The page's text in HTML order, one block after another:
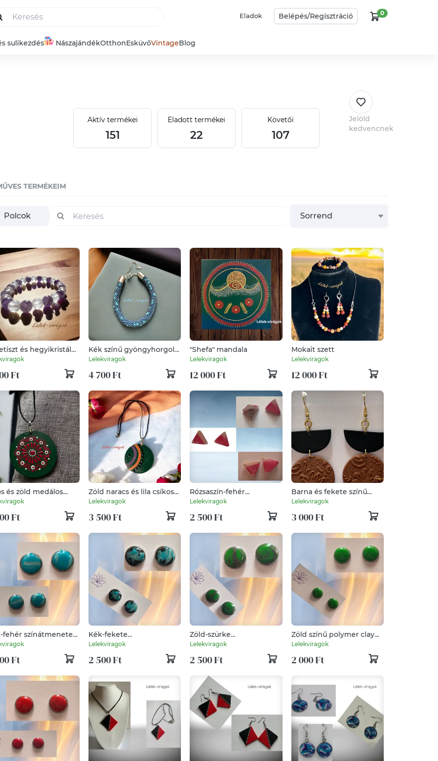
Eladok Belépés/Regisztráció 0
sulikezdés NászajándékOtthonEsküvőVintageBlog
Aktív termékei
151
Eladott termékei
22
Követői
107
Jelöld
kedvencnek
TERMÉKEIM
Polcok Sorrend
és hegyikristály
karkötő
Ft
Kék színű gyöngyhorgolt
karkötő
Lelekviragok
4 700 Ft
"Shefa" mandala
Lelekviragok
12 000 Ft
Mokait szett
Lelekviragok
12 000 Ft
és zöld medálos
Ft
Zöld naracs és lila csíkos
medálos nyaklánc
Lelekviragok
3 500 Ft
Rózsaszín-fehér
színátmenetes
háromszög polymer clay
fülbevaló
Lelekviragok
2 500 Ft
Barna és fekete színű
polymer clay fülbevaló
Lelekviragok
3 000 Ft
fehér színátmenetes
clay fülbevaló
Ft
Kék-fekete
színátmenetes polymer
clay fülbevaló
Lelekviragok
2 500 Ft
Zöld-szürke
színátmenetes polymer
clay fülbevaló
Lelekviragok
2 500 Ft
Zöld színű polymer clay
fülbevaló
Lelekviragok
2 000 Ft